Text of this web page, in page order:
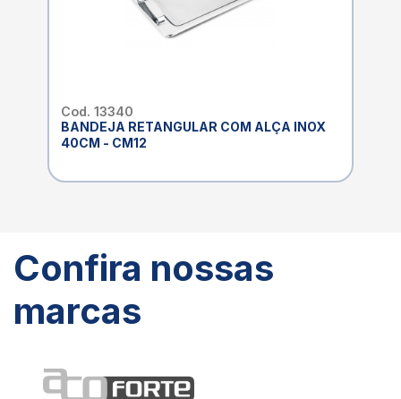
Cod. 13340
BANDEJA RETANGULAR COM ALÇA INOX
40CM - CM12
Confira nossas
marcas